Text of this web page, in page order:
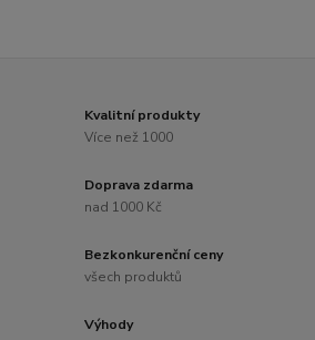
Kvalitní produkty
Více než 1000
Doprava zdarma
nad 1000 Kč
Bezkonkurenční ceny
všech produktů
Výhody